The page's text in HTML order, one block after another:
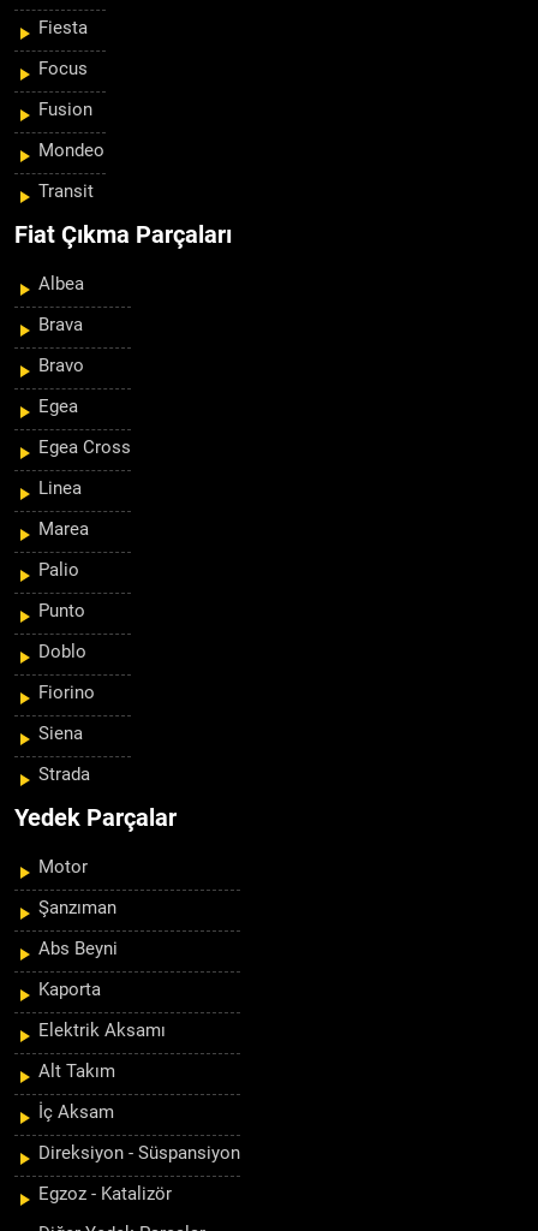
Fiesta
Focus
Fusion
Mondeo
Transit
Fiat Çıkma Parçaları
Albea
Brava
Bravo
Egea
Egea Cross
Linea
Marea
Palio
Punto
Doblo
Fiorino
Siena
Strada
Yedek Parçalar
Motor
Şanzıman
Abs Beyni
Kaporta
Elektrik Aksamı
Alt Takım
İç Aksam
Direksiyon - Süspansiyon
Egzoz - Katalizör